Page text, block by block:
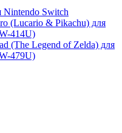
Nintendo Switch
(Lucario & Pikachu) для
414U)
(The Legend of Zelda) для
479U)